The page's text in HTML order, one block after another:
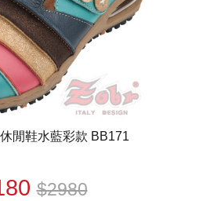
閒鞋水藍彩款 BB171
$2980